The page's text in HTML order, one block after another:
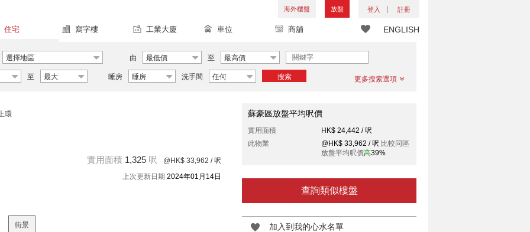
海外樓盤 放盤 登入 註冊
ENGLISH
住宅 寫字樓 工業大廈 車位 商舖
選擇地區 由 最低價 至 最高價
至 最大 睡房 睡房 洗手間 任何 搜索 更多搜索選項
環
實用面積 1,325 呎 @HK$ 33,962 / 呎
上次更新日期 2024年01月14日
街景
蘇豪區放盤平均呎價
實用面積
HK$ 24,442 / 呎
此物業
@HK$ 33,962 / 呎 比較同區
放盤平均呎價高39%
查詢類似樓盤
加入到我的心水名單